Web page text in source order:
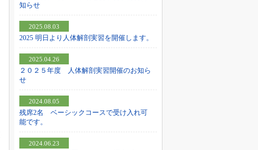
知らせ
2025.08.03
2025 明日より人体解剖実習を開催します。
2025.04.26
２０２５年度 人体解剖実習開催のお知ら
せ
2024.08.05
残席2名 ベーシックコースで受け入れ可
能です。
2024.06.23